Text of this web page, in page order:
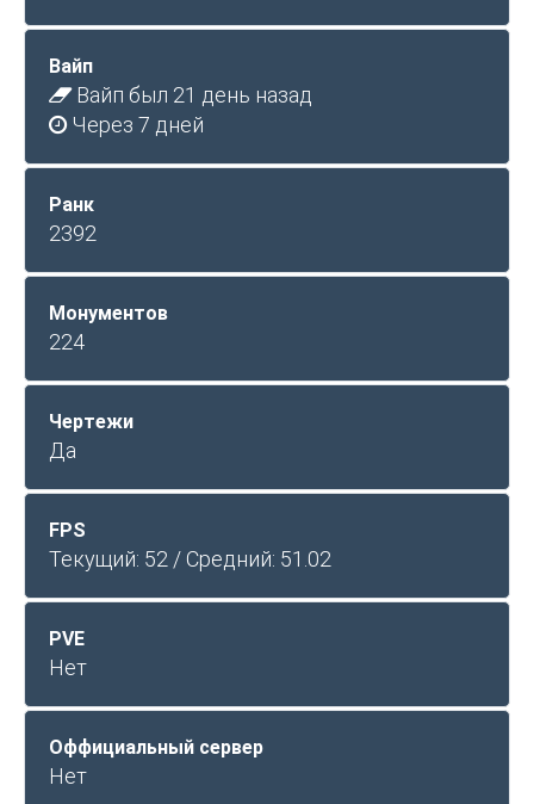
Вайп
Вайп был 21 день назад
Через 7 дней
Ранк
2392
Монументов
224
Чертежи
Да
FPS
Текущий: 52 / Средний: 51.02
PVE
Нет
Оффициальный сервер
Нет